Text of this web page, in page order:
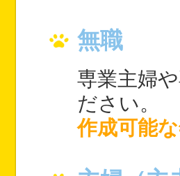
無職
専業主婦
ださい。
作成可能